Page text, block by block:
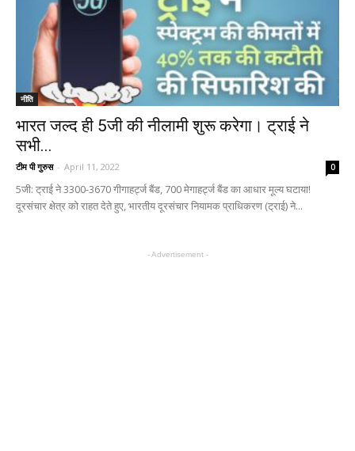
नीति
भारत जल्द ही 5जी की नीलामी शुरू करेगा। ट्राई ने
सभी...
टीम पी गुरुस - April 11, 2022 0
5जी: ट्राई ने 3300-3670 गीगाहर्ट्ज बैंड, 700 मेगाहर्ट्ज बैंड का आधार मूल्य घटाया!
दूरसंचार क्षेत्र को राहत देते हुए, भारतीय दूरसंचार नियामक प्राधिकरण (ट्राई) ने...
- Advertisement -